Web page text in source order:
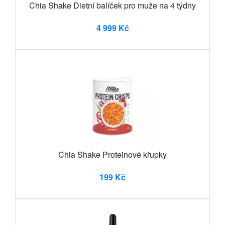
Chia Shake Dietní balíček pro muže na 4 týdny
4 999 Kč
Chia Shake Proteinové křupky
199 Kč